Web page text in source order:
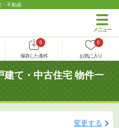
・不動産
0
保存した条件
0
お気に入り
建て・中古住宅 物件一
変更する